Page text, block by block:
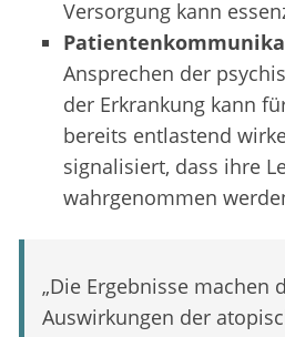
Versorgung kann
Ansprechen der
der Erkrankung kann
bereits entlastend
signalisiert, dass ihre
wahrgenommen
„Die Ergebnisse machen
Auswirkungen der